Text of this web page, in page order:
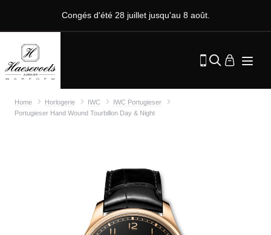
Congés d'été 28 juillet jusqu'au 8 août.
Home Horlogerie IWC
IWC Portugieser
Portugieser Hand Wound Tourbillon Day & Night